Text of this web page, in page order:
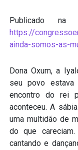
Publicado
https://
ainda-somos-as-
Dona Oxum, a
seu povo
encontro do rei
aconteceu. A
uma multidão de
do que
cantando e